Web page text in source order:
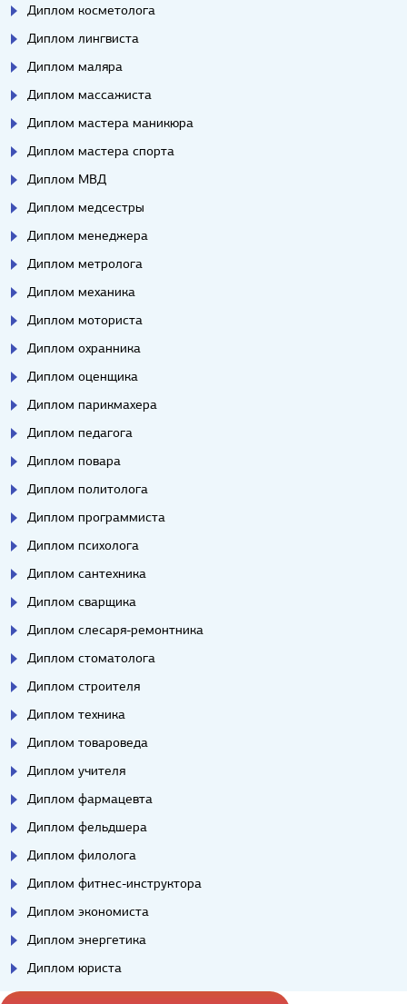
Диплом косметолога
Диплом лингвиста
Диплом маляра
Диплом массажиста
Диплом мастера маникюра
Диплом мастера спорта
Диплом МВД
Диплом медсестры
Диплом менеджера
Диплом метролога
Диплом механика
Диплом моториста
Диплом охранника
Диплом оценщика
Диплом парикмахера
Диплом педагога
Диплом повара
Диплом политолога
Диплом программиста
Диплом психолога
Диплом сантехника
Диплом сварщика
Диплом слесаря-ремонтника
Диплом стоматолога
Диплом строителя
Диплом техника
Диплом товароведа
Диплом учителя
Диплом фармацевта
Диплом фельдшера
Диплом филолога
Диплом фитнес-инструктора
Диплом экономиста
Диплом энергетика
Диплом юриста